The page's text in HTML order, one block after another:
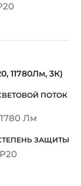
11780Лм, 3К)
Лм